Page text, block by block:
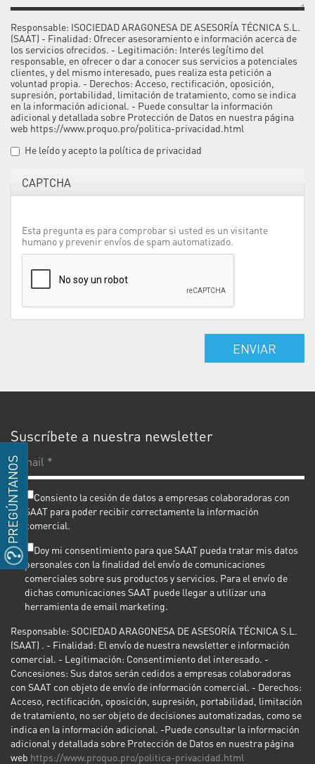
PREGÚNTANOS
Motivo de la consulta
Responsable: ISOCIEDAD ARAGONESA DE ASESORÍA TÉCNICA S.L.
(SAAT) - Finalidad: Ofrecer asesoramiento e información acerca de
los servicios ofrecidos. - Legitimación: Interés legítimo del
responsable, en ofrecer o dar a conocer sus servicios a potenciales
clientes, y del mismo interesado, pues realiza esta petición a
voluntad propia. - Derechos: Acceso, rectificación, oposición,
supresión, portabilidad, limitación de tratamiento, como se indica
en la información adicional. - Puede consultar la información
adicional y detallada sobre Protección de Datos en nuestra página
web https://www.proquo.pro/politica-privacidad.html
He leído y acepto la política de privacidad
CAPTCHA
Esta pregunta es para comprobar si usted es un visitante
humano y prevenir envíos de spam automatizado.
ENVIAR
Suscríbete a nuestra newsletter
Consiento la cesión de datos a empresas colaboradoras con
SAAT para poder recibir correctamente la información
comercial.
Doy mi consentimiento para que SAAT pueda tratar mis datos
personales con la finalidad del envío de comunicaciones
comerciales sobre sus productos y servicios. Para el envío de
dichas comunicaciones SAAT puede llegar a utilizar una
herramienta de email marketing.
Responsable: SOCIEDAD ARAGONESA DE ASESORÍA TÉCNICA S.L.
(SAAT) . - Finalidad: El envío de nuestra newsletter e información
comercial. - Legitimación: Consentimiento del interesado. -
Concesiones: Sus datos serán cedidos a empresas colaboradoras
con SAAT con objeto de envío de información comercial. - Derechos:
Acceso, rectificación, oposición, supresión, portabilidad, limitación
de tratamiento, no ser objeto de decisiones automatizadas, como se
indica en la información adicional. -Puede consultar la información
adicional y detallada sobre Protección de Datos en nuestra página
web https://www.proquo.pro/politica-privacidad.html